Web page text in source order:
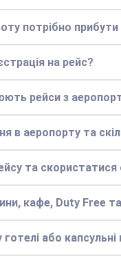
потрібно
на рейс?
рейси з
в аеропорту та
та
кафе, Duty Free
або капсульні